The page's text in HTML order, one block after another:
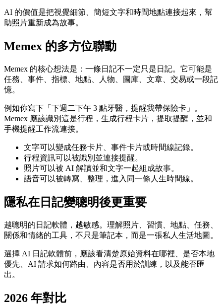
AI 的價值是把視覺細節、簡短文字和時間地點連接起來，幫
助照片重新成為故事。
Memex 的多方位聯動
Memex 的核心想法是：一條日記不一定只是日記。它可能是
任務、事件、指標、地點、人物、圖庫、文章、交易或一段記
憶。
例如你寫下「下週二下午 3 點牙醫，提醒我帶保險卡」。
Memex 應該識別這是行程，生成行程卡片，提取提醒，並和
手機提醒工作流連接。
文字可以變成任務卡片、事件卡片或時間線記錄。
行程資訊可以被識別並連接提醒。
照片可以被 AI 解讀並和文字一起組成故事。
語音可以被轉寫、整理，進入同一條人生時間線。
隱私在日記變聰明後更重要
越聰明的日記軟體，越敏感。理解照片、習慣、地點、任務、
關係和情緒的工具，不只是筆記本，而是一張私人生活地圖。
選擇 AI 日記軟體前，應該看清楚原始資料在哪裡、是否本地
優先、AI 請求如何路由、內容是否用於訓練，以及能否匯
出。
2026 年對比